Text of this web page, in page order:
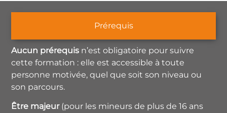
Prérequis
Aucun prérequis n’est obligatoire pour suivre
cette formation : elle est accessible à toute
personne motivée, quel que soit son niveau ou
son parcours.
Être majeur(pour les mineurs de plus de 16 ans